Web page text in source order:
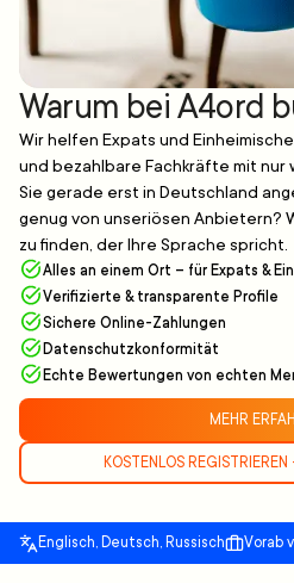
Warum bei A4ord
Wir helfen Expats und
und bezahlbare Fachkräfte mit nur
Sie gerade erst in Deutschland
genug von unseriösen Anbietern?
zu finden, der Ihre Sprache spricht.
Alles an einem Ort – für Expats &
Verifizierte & transparente Profile
Sichere Online-Zahlungen
Datenschutzkonformität
Echte Bewertungen von echten
MEHR
KOSTENLOS REGISTRIEREN
Englisch, Deutsch, Russisch Vorab